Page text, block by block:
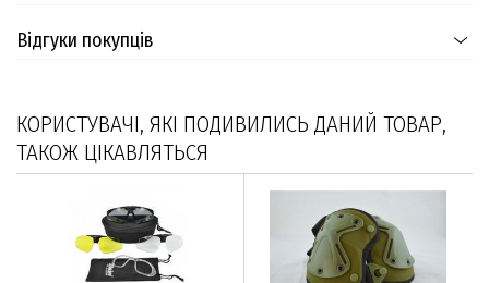
Відгуки покупців
КОРИСТУВАЧІ, ЯКІ ПОДИВИЛИСЬ ДАНИЙ ТОВАР,
ТАКОЖ ЦІКАВЛЯТЬСЯ